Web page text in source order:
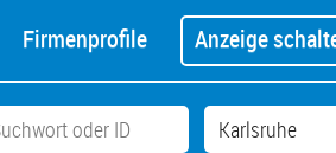
Firmenprofile Anzeige